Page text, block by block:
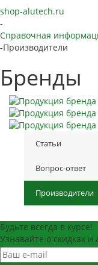
shop-alutech.ru
-
Справочная
-Производители
Бренды
Статьи
Вопрос-ответ
Производители
Будьте всегда в курсе!
Узнавайте о скидках